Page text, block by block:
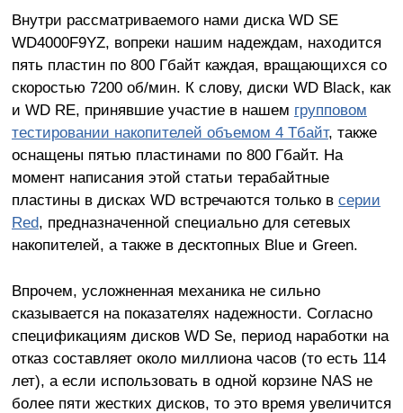
Внутри рассматриваемого нами диска WD SE
WD4000F9YZ, вопреки нашим надеждам, находится
пять пластин по 800 Гбайт каждая, вращающихся со
скоростью 7200 об/мин. К слову, диски WD Black, как
и WD RE, принявшие участие в нашем групповом
тестировании накопителей объемом 4 Тбайт, также
оснащены пятью пластинами по 800 Гбайт. На
момент написания этой статьи терабайтные
пластины в дисках WD встречаются только в серии
Red, предназначенной специально для сетевых
накопителей, а также в десктопных Blue и Green.
Впрочем, усложненная механика не сильно
сказывается на показателях надежности. Согласно
спецификациям дисков WD Se, период наработки на
отказ составляет около миллиона часов (то есть 114
лет), а если использовать в одной корзине NAS не
более пяти жестких дисков, то это время увеличится